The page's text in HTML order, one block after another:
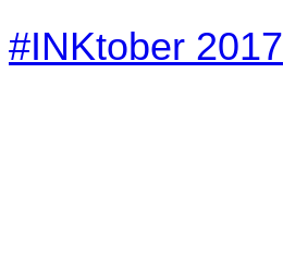
#INKtober 2017